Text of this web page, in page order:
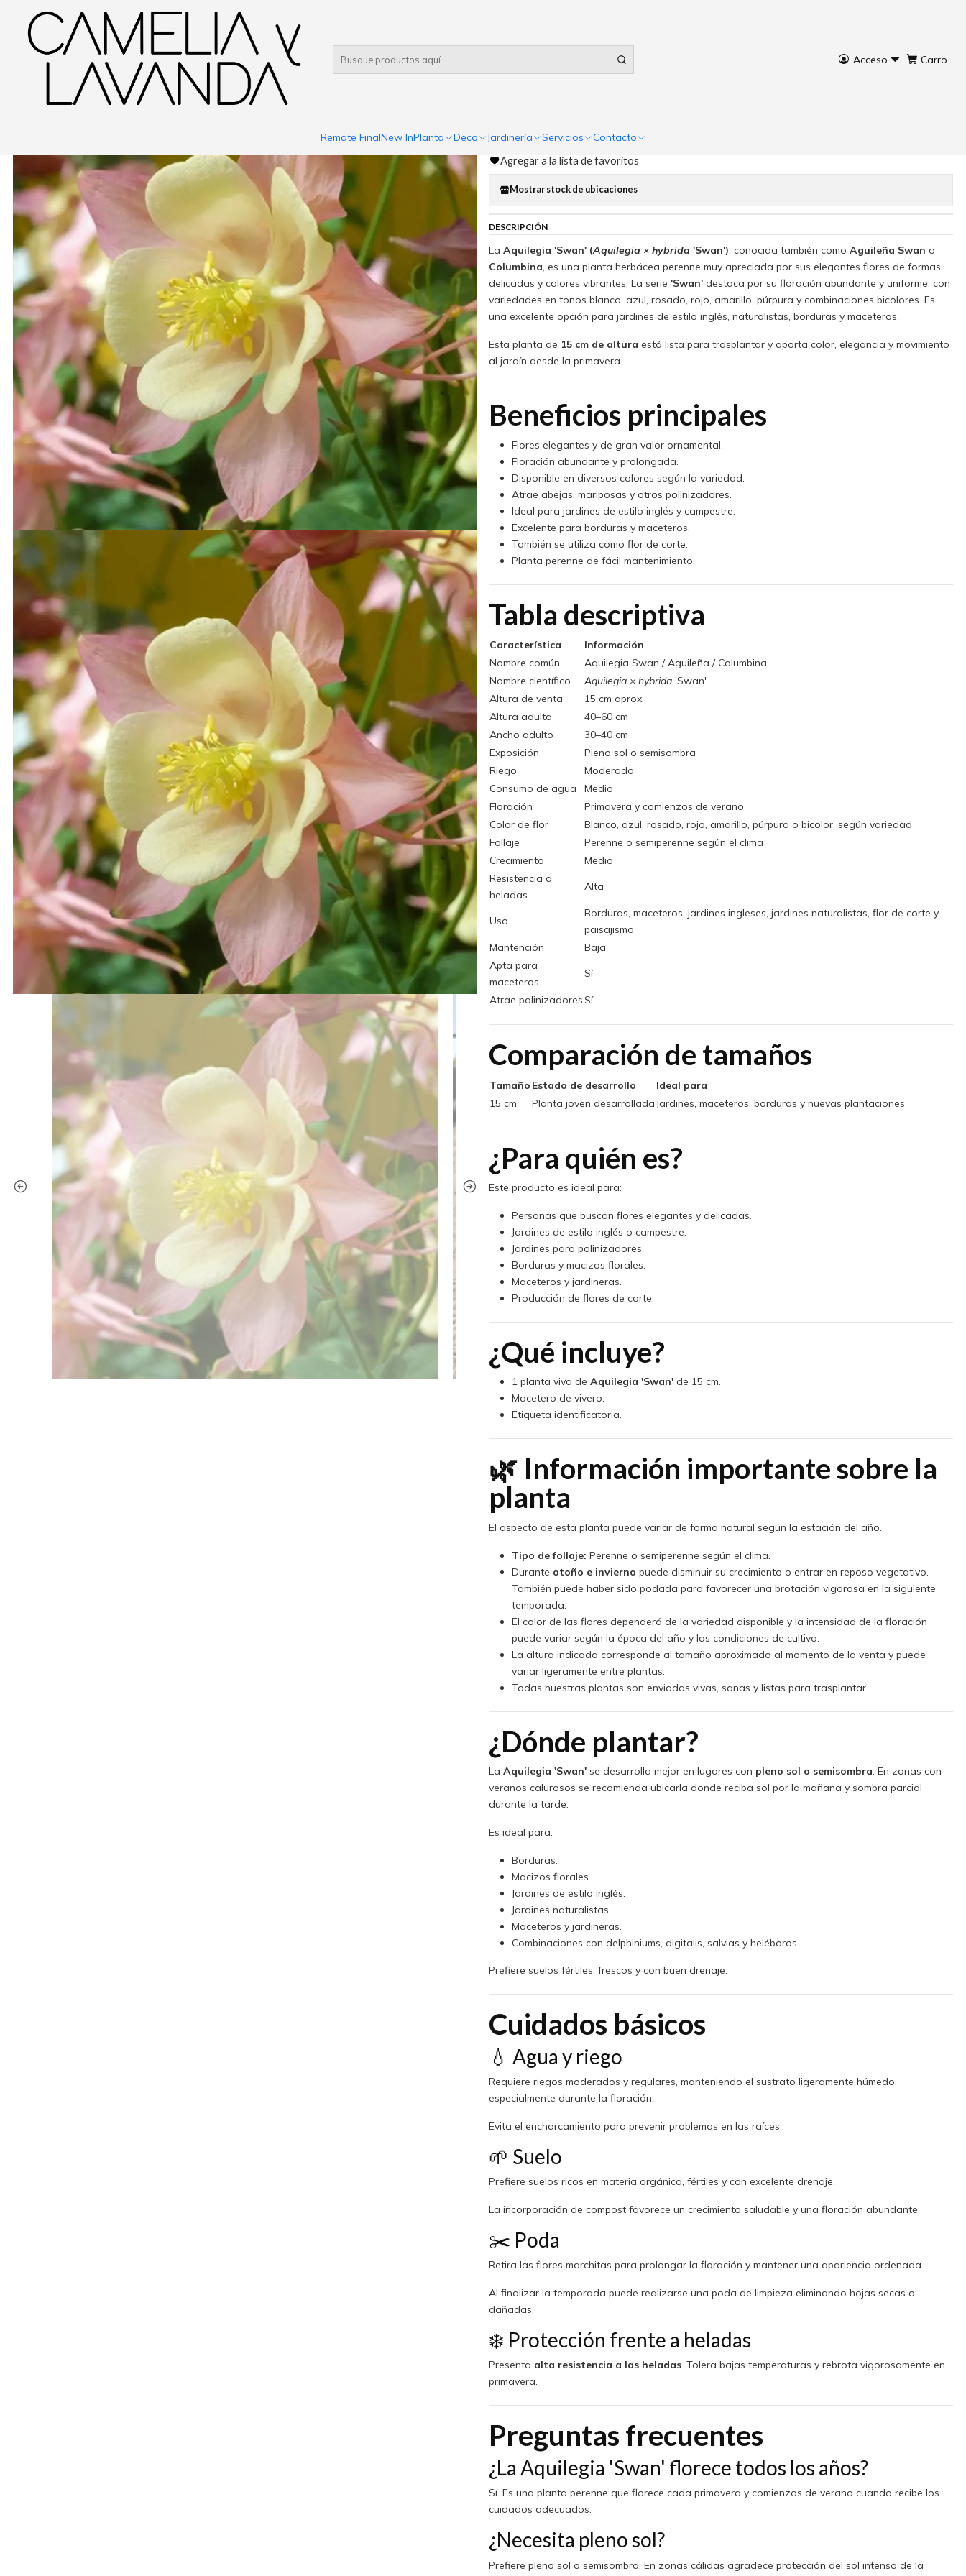
Acceso Carro
Remate FinalNew InPlanta Deco Jardinería Servicios Contacto
Inicio Planta Plantas Decorativas Aquilegia Swan
Cantidad
Agregar a la lista de favoritos
Mostrar stock de ubicaciones
DESCRIPCIÓN
La Aquilegia 'Swan' (Aquilegia × hybrida'Swan'), conocida también como Aguileña Swan o
Columbina, es una planta herbácea perenne muy apreciada por sus elegantes flores de formas
delicadas y colores vibrantes. La serie 'Swan'destaca por su floración abundante y uniforme, con
variedades en tonos blanco, azul, rosado, rojo, amarillo, púrpura y combinaciones bicolores. Es
una excelente opción para jardines de estilo inglés, naturalistas, borduras y maceteros.
Esta planta de 15 cm de altura está lista para trasplantar y aporta color, elegancia y movimiento
al jardín desde la primavera.
Beneficios principales
Flores elegantes y de gran valor ornamental.
Floración abundante y prolongada.
Disponible en diversos colores según la variedad.
Atrae abejas, mariposas y otros polinizadores.
Ideal para jardines de estilo inglés y campestre.
Excelente para borduras y maceteros.
También se utiliza como flor de corte.
Planta perenne de fácil mantenimiento.
Tabla descriptiva
Característica
Información
Nombre común
Aquilegia Swan / Aguileña / Columbina
Nombre científico
Aquilegia × hybrida'Swan'
Altura de venta
15 cm aprox.
Altura adulta
40–60 cm
Ancho adulto
30–40 cm
Exposición
Pleno sol o semisombra
Riego
Moderado
Consumo de agua
Medio
Floración
Primavera y comienzos de verano
Color de flor
Blanco, azul, rosado, rojo, amarillo, púrpura o bicolor, según variedad
Follaje
Perenne o semiperenne según el clima
Crecimiento
Medio
Resistencia a
heladas
Alta
Uso
Borduras, maceteros, jardines ingleses, jardines naturalistas, flor de corte y
paisajismo
Mantención
Baja
Apta para
maceteros
Sí
Atrae polinizadoresSí
Comparación de tamaños
Tamaño Estado de desarrollo
Ideal para
15 cm
Planta joven desarrollada Jardines, maceteros, borduras y nuevas plantaciones
¿Para quién es?
Este producto es ideal para:
Personas que buscan flores elegantes y delicadas.
Jardines de estilo inglés o campestre.
Jardines para polinizadores.
Borduras y macizos florales.
Maceteros y jardineras.
Producción de flores de corte.
¿Qué incluye?
1 planta viva de Aquilegia 'Swan'de 15 cm.
Macetero de vivero.
Etiqueta identificatoria.
🌿 Información importante sobre la
planta
El aspecto de esta planta puede variar de forma natural según la estación del año.
Tipo de follaje: Perenne o semiperenne según el clima.
Durante otoño e invierno puede disminuir su crecimiento o entrar en reposo vegetativo.
También puede haber sido podada para favorecer una brotación vigorosa en la siguiente
temporada.
El color de las flores dependerá de la variedad disponible y la intensidad de la floración
puede variar según la época del año y las condiciones de cultivo.
La altura indicada corresponde al tamaño aproximado al momento de la venta y puede
variar ligeramente entre plantas.
Todas nuestras plantas son enviadas vivas, sanas y listas para trasplantar.
¿Dónde plantar?
La Aquilegia 'Swan'se desarrolla mejor en lugares con pleno sol o semisombra. En zonas con
veranos calurosos se recomienda ubicarla donde reciba sol por la mañana y sombra parcial
durante la tarde.
Es ideal para:
Borduras.
Macizos florales.
Jardines de estilo inglés.
Jardines naturalistas.
Maceteros y jardineras.
Combinaciones con delphiniums, digitalis, salvias y heléboros.
Prefiere suelos fértiles, frescos y con buen drenaje.
Cuidados básicos
💧 Agua y riego
Requiere riegos moderados y regulares, manteniendo el sustrato ligeramente húmedo,
especialmente durante la floración.
Evita el encharcamiento para prevenir problemas en las raíces.
🌱 Suelo
Prefiere suelos ricos en materia orgánica, fértiles y con excelente drenaje.
La incorporación de compost favorece un crecimiento saludable y una floración abundante.
✂️ Poda
Retira las flores marchitas para prolongar la floración y mantener una apariencia ordenada.
Al finalizar la temporada puede realizarse una poda de limpieza eliminando hojas secas o
dañadas.
❄️ Protección frente a heladas
Presenta alta resistencia a las heladas. Tolera bajas temperaturas y rebrota vigorosamente en
primavera.
Preguntas frecuentes
¿La Aquilegia 'Swan' florece todos los años?
Sí. Es una planta perenne que florece cada primavera y comienzos de verano cuando recibe los
cuidados adecuados.
¿Necesita pleno sol?
Prefiere pleno sol o semisombra. En zonas cálidas agradece protección del sol intenso de la